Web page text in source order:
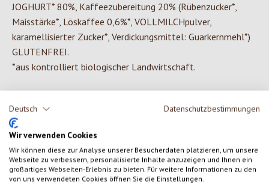
Deutsch Datenschutzbestimmungen
Wir verwenden Cookies
Wir können diese zur Analyse unserer Besucherdaten platzieren, um unsere
Webseite zu verbessern, personalisierte Inhalte anzuzeigen und Ihnen ein
großartiges Webseiten-Erlebnis zu bieten. Für weitere Informationen zu den
von uns verwendeten Cookies öffnen Sie die Einstellungen.
JOGHURT* 80%, Kaffeezubereitung 20% (Rübenzucker*,
Maisstärke*, Löskaffee 0,6%*, VOLLMILCHpulver,
karamellisierter Zucker*, Verdickungsmittel: Guarkernmehl*)
GLUTENFREI.
*aus kontrolliert biologischer Landwirtschaft.
0 von 0 Bewertungen
Durchschnittliche Bewertung von 0 von 5 Sternen
Gib eine Bewertung ab!